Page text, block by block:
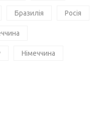
Бразилія Росія
Німеччина